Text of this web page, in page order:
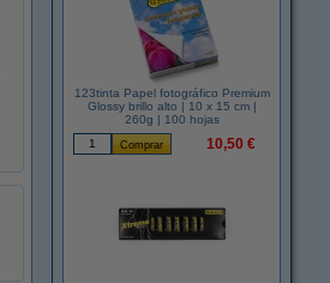
123tinta Papel fotográfico Premium
Glossy brillo alto | 10 x 15 cm |
260g | 100 hojas
10,50 €